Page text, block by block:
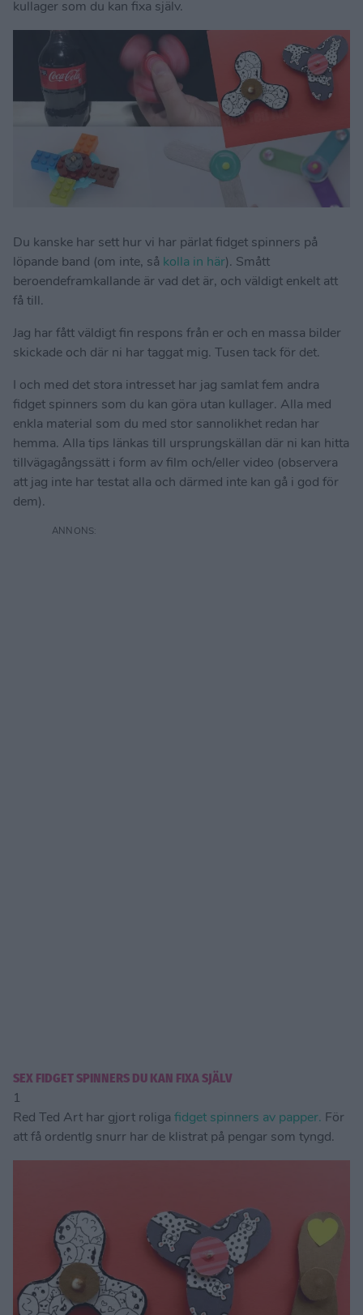
kullager som du kan fixa själv.
Du kanske har sett hur vi har pärlat fidget spinners på
löpande band (om inte, så kolla in här). Smått
beroendeframkallande är vad det är, och väldigt enkelt att
få till.
Jag har fått väldigt fin respons från er och en massa bilder
skickade och där ni har taggat mig. Tusen tack för det.
I och med det stora intresset har jag samlat fem andra
fidget spinners som du kan göra utan kullager. Alla med
enkla material som du med stor sannolikhet redan har
hemma. Alla tips länkas till ursprungskällan där ni kan hitta
tillvägagångssätt i form av film och/eller video (observera
att jag inte har testat alla och därmed inte kan gå i god för
dem).
SEX FIDGET SPINNERS DU KAN FIXA SJÄLV
1
Red Ted Art har gjort roliga fidget spinners av papper. För
att få ordentlg snurr har de klistrat på pengar som tyngd.